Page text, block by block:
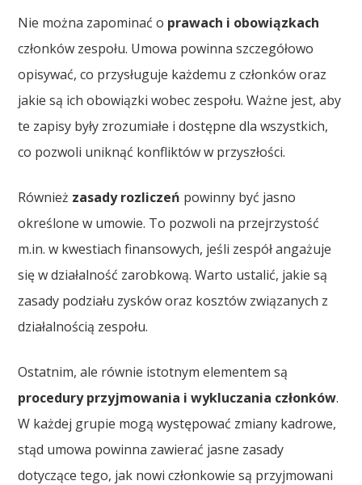
Nie można zapominać o prawach i obowiązkach
członków zespołu. Umowa powinna szczegółowo
opisywać, co przysługuje każdemu z członków oraz
jakie są ich obowiązki wobec zespołu. Ważne jest, aby
te zapisy były zrozumiałe i dostępne dla wszystkich,
co pozwoli uniknąć konfliktów w przyszłości.
Również zasady rozliczeń powinny być jasno
określone w umowie. To pozwoli na przejrzystość
m.in. w kwestiach finansowych, jeśli zespół angażuje
się w działalność zarobkową. Warto ustalić, jakie są
zasady podziału zysków oraz kosztów związanych z
działalnością zespołu.
Ostatnim, ale równie istotnym elementem są
procedury przyjmowania i wykluczania członków.
W każdej grupie mogą występować zmiany kadrowe,
stąd umowa powinna zawierać jasne zasady
dotyczące tego, jak nowi członkowie są przyjmowani